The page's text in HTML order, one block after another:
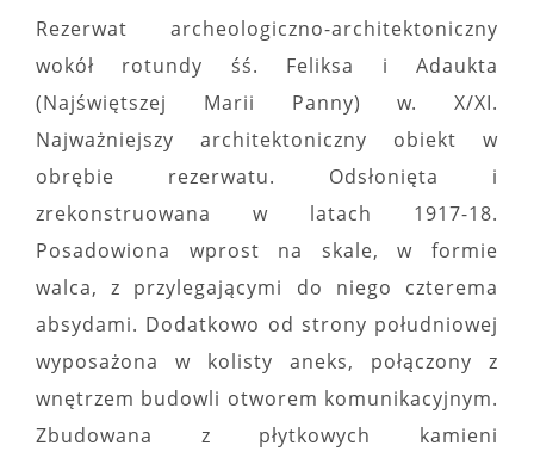
Rezerwat archeologiczno-architektoniczny
wokół rotundy śś. Feliksa i Adaukta
(Najświętszej Marii Panny) w. X/XI.
Najważniejszy architektoniczny obiekt w
obrębie rezerwatu. Odsłonięta i
zrekonstruowana w latach 1917-18.
Posadowiona wprost na skale, w formie
walca, z przylegającymi do niego czterema
absydami. Dodatkowo od strony południowej
wyposażona w kolisty aneks, połączony z
wnętrzem budowli otworem komunikacyjnym.
Zbudowana z płytkowych kamieni